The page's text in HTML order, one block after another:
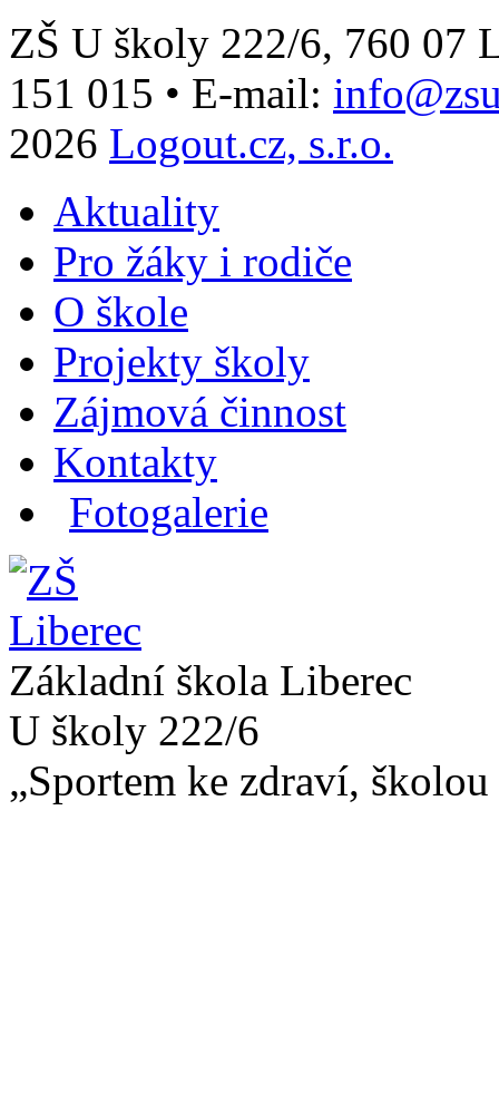
ZŠ U školy 222/6, 760 07
151 015 • E-mail:
2026 Logout.cz, s.r.o.
Aktuality
Pro žáky i rodiče
O škole
Projekty školy
Zájmová činnost
Kontakty
Fotogalerie
Základní škola Liberec
U školy 222/6
„Sportem ke zdraví,